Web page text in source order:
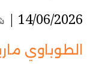
14/06/2026 |
الطوباوي